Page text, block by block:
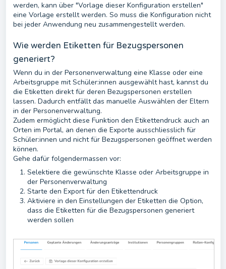
werden, kann über "Vorlage dieser Konfiguration erstellen"
eine Vorlage erstellt werden. So muss die Konfiguration nicht
bei jeder Anwendung neu zusammengestellt werden.
Wie werden Etiketten für Bezugspersonen
generiert?
Wenn du in der Personenverwaltung eine Klasse oder eine
Arbeitsgruppe mit Schüler:innen ausgewählt hast, kannst du
die Etiketten direkt für deren Bezugspersonen erstellen
lassen. Dadurch entfällt das manuelle Auswählen der Eltern
in der Personenverwaltung.
Zudem ermöglicht diese Funktion den Etikettendruck auch an
Orten im Portal, an denen die Exporte ausschliesslich für
Schüler:innen und nicht für Bezugspersonen geöffnet werden
können.
Gehe dafür folgendermassen vor:
Selektiere die gewünschte Klasse oder Arbeitsgruppe in
der Personenverwaltung
Starte den Export für den Etikettendruck
Aktiviere in den Einstellungen der Etiketten die Option,
dass die Etiketten für die Bezugspersonen generiert
werden sollen